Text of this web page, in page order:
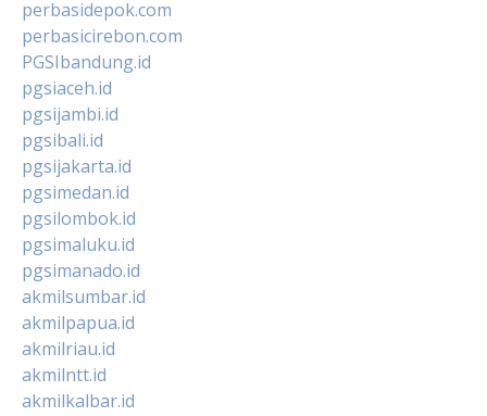
perbasidepok.com
perbasicirebon.com
PGSIbandung.id
pgsiaceh.id
pgsijambi.id
pgsibali.id
pgsijakarta.id
pgsimedan.id
pgsilombok.id
pgsimaluku.id
pgsimanado.id
akmilsumbar.id
akmilpapua.id
akmilriau.id
akmilntt.id
akmilkalbar.id